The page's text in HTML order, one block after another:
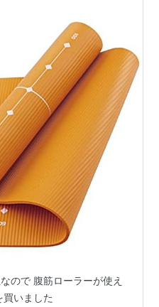
ので 腹筋ローラーが使え
いました